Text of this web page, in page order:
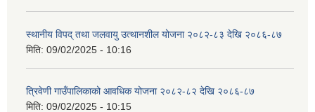
स्थानीय विपद् तथा जलवायु उत्थानशील योजना २०८२-८३ देखि २०८६-८७
मिति: 09/02/2025 - 10:16
त्रिवेणी गाउँपालिकाको आवधिक योजना २०८२-८२ देखि २०८६-८७
मिति: 09/02/2025 - 10:15